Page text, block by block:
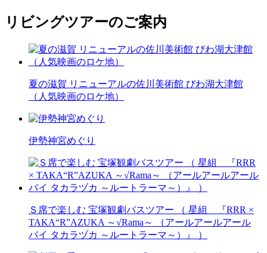
リビングツアーのご案内
夏の滋賀 リニューアルの佐川美術館 びわ湖大津館
（人気映画のロケ地）
伊勢神宮めぐり
Ｓ席で楽しむ 宝塚観劇バスツアー （ 星組 『RRR ×
TAKA“R”AZUKA ～√Rama～ （アールアールアール
バイ タカラヅカ ～ルートラーマ～）』 ）